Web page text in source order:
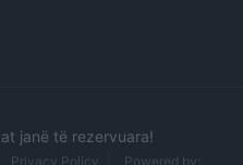
janë të rezervuara!
Privacy Policy Powered by: